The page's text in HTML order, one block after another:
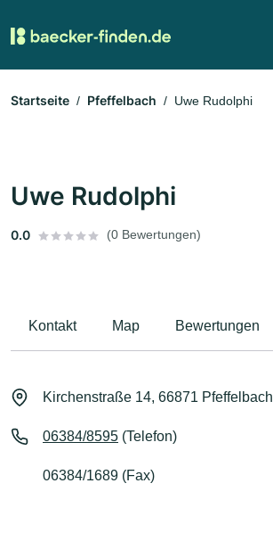
Startseite Pfeffelbach Uwe Rudolphi
Uwe Rudolphi
0.0 (0 Bewertungen)
Kontakt Map Bewertungen
Kirchenstraße 14, 66871 Pfeffelbach
06384/8595 (Telefon)
06384/1689 (Fax)